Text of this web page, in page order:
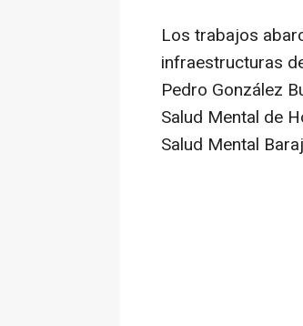
Los trabajos
infraestructuras
Pedro González
Salud Mental de
Salud Mental